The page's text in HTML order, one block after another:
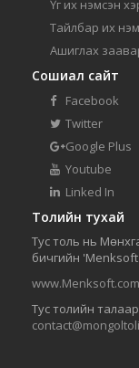
Үг их нэмсэн
Тайлбар их
Ашиглах
Сошиал сайт
Facebook
Twitter
Google Plus
Youtube
Linked In
Толийн тухай
Тус толь нь
бичгийн 'Menksoft
www.Menksoft.com
Тус толийн